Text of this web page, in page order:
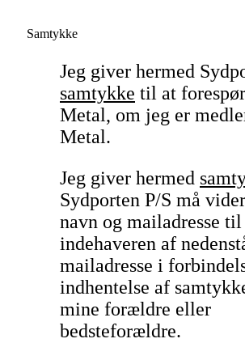
Samtykke
Jeg giver hermed
samtykke til at
Metal, om jeg er
Metal.
Jeg giver hermed
Sydporten P/S må
navn og mailadresse til
indehaveren af
mailadresse i
indhentelse af
mine forældre eller
bedsteforældre.